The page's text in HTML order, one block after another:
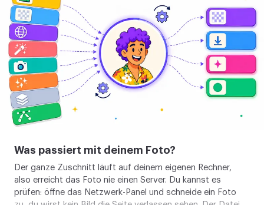
zuschneiden
Was passiert mit deinem Foto?
Der ganze Zuschnitt läuft auf deinem eigenen Rechner,
also erreicht das Foto nie einen Server. Du kannst es
prüfen: öffne das Netzwerk-Panel und schneide ein Foto